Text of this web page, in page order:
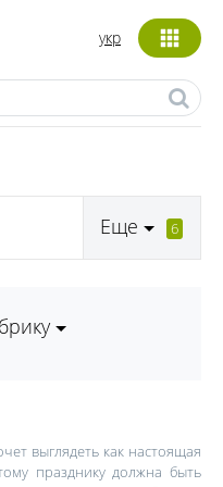
укр
Еще 6
выглядеть как настоящая
празднику должна быть